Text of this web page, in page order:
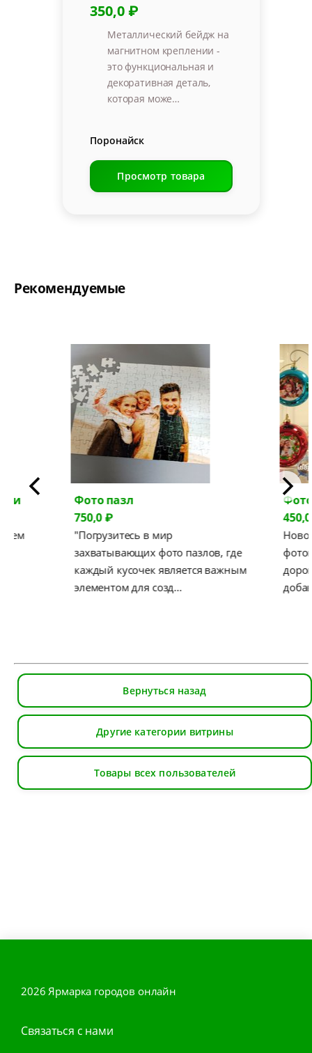
350,0 ₽
Металлический бейдж на
магнитном креплении -
это функциональная и
декоративная деталь,
которая може…
Поронайск
Просмотр товара
Рекомендуемые
Фото пазл
750,0 ₽
"Погрузитесь в мир
захватывающих фото пазлов, где
каждый кусочек является важным
элементом для созд…
Вернуться назад
Другие категории витрины
Товары всех пользователей
2026 Ярмарка городов онлайн
Связаться с нами